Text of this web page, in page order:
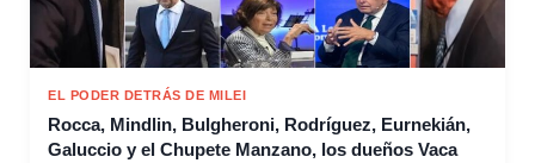
EL PODER DETRÁS DE MILEI
Rocca, Mindlin, Bulgheroni, Rodríguez, Eurnekián,
Galuccio y el Chupete Manzano, los dueños Vaca